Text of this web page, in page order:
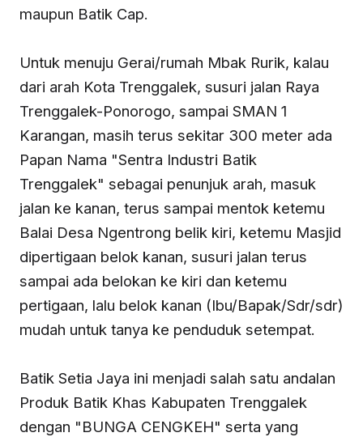
maupun Batik Cap.
Untuk menuju Gerai/rumah Mbak Rurik, kalau
dari arah Kota Trenggalek, susuri jalan Raya
Trenggalek-Ponorogo, sampai SMAN 1
Karangan, masih terus sekitar 300 meter ada
Papan Nama "Sentra Industri Batik
Trenggalek" sebagai penunjuk arah, masuk
jalan ke kanan, terus sampai mentok ketemu
Balai Desa Ngentrong belik kiri, ketemu Masjid
dipertigaan belok kanan, susuri jalan terus
sampai ada belokan ke kiri dan ketemu
pertigaan, lalu belok kanan (Ibu/Bapak/Sdr/sdr)
mudah untuk tanya ke penduduk setempat.
Batik Setia Jaya ini menjadi salah satu andalan
Produk Batik Khas Kabupaten Trenggalek
dengan "BUNGA CENGKEH" serta yang